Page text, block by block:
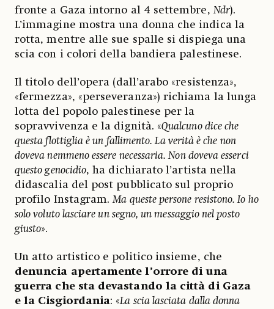
fronte a Gaza intorno al 4 settembre,Ndr).
L’immagine mostra una donna che indica la
rotta, mentre alle sue spalle si dispiega una
scia con i colori della bandiera palestinese.
Il titolo dell’opera (dall’arabo «resistenza»,
«fermezza», «perseveranza») richiama la lunga
lotta del popolo palestinese per la
sopravvivenza e la dignità. «Qualcuno dice che
questa flottiglia è un fallimento. La verità è che non
doveva nemmeno essere necessaria. Non doveva esserci
questo genocidio, ha dichiarato l’artista nella
didascalia del post pubblicato sul proprio
profilo Instagram.Ma queste persone resistono. Io ho
solo voluto lasciare un segno, un messaggio nel posto
giusto».
Un atto artistico e politico insieme, che
denuncia apertamente l’orrore di una
guerra che sta devastando la città di Gaza
e la Cisgiordania: «La scia lasciata dalla donna